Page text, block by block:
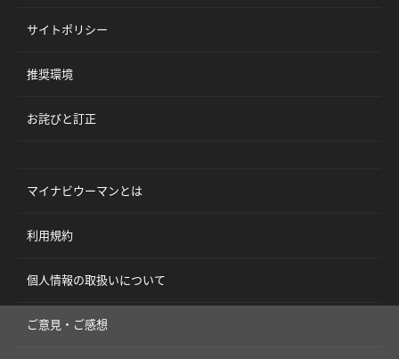
サイトポリシー
推奨環境
お詫びと訂正
マイナビウーマンとは
利用規約
個人情報の取扱いについて
ご意見・ご感想